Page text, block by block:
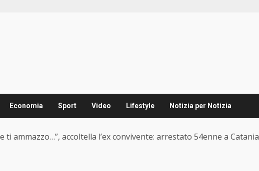
Economia Sport Video Lifestyle Notizia per Notizia
ti ammazzo…”, accoltella l’ex convivente: arrestato 54enne a Catania